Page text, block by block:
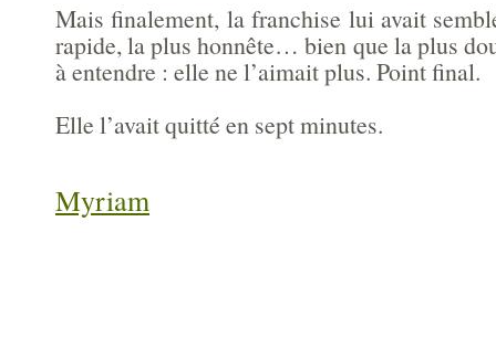
Mais finalement, la franchise lui avait
rapide, la plus honnête… bien que la plus
à entendre : elle ne l’aimait plus. Point final.
Elle l’avait quitté en sept minutes.
Myriam